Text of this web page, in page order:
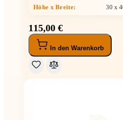
Höhe x Breite: 30 x
115,00 €
In den Warenkorb